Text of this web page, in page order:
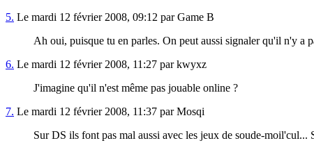
5. Le mardi 12 février 2008, 09:12 par Game B
Ah oui, puisque tu en parles. On peut aussi signaler qu'il n'y a
6. Le mardi 12 février 2008, 11:27 par kwyxz
J'imagine qu'il n'est même pas jouable online ?
7. Le mardi 12 février 2008, 11:37 par Mosqi
Sur DS ils font pas mal aussi avec les jeux de soude-moil'cul...